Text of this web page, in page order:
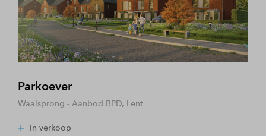
Parkoever
Waalsprong - Aanbod BPD, Lent
In verkoop